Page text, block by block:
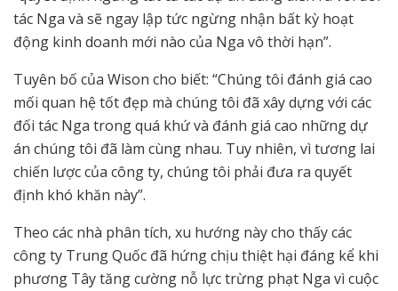
tác Nga và sẽ ngay lập tức ngừng nhận bất kỳ hoạt
động kinh doanh mới nào của Nga vô thời hạn”.
Tuyên bố của Wison cho biết: “Chúng tôi đánh giá cao
mối quan hệ tốt đẹp mà chúng tôi đã xây dựng với các
đối tác Nga trong quá khứ và đánh giá cao những dự
án chúng tôi đã làm cùng nhau. Tuy nhiên, vì tương lai
chiến lược của công ty, chúng tôi phải đưa ra quyết
định khó khăn này”.
Theo các nhà phân tích, xu hướng này cho thấy các
công ty Trung Quốc đã hứng chịu thiệt hại đáng kể khi
phương Tây tăng cường nỗ lực trừng phạt Nga vì cuộc